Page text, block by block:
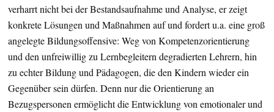
verharrt nicht bei der Bestandsaufnahme und Analyse, er zeigt
konkrete Lösungen und Maßnahmen auf und fordert u.a. eine groß
angelegte Bildungsoffensive: Weg von Kompetenzorientierung
und den unfreiwillig zu Lernbegleitern degradierten Lehrern, hin
zu echter Bildung und Pädagogen, die den Kindern wieder ein
Gegenüber sein dürfen. Denn nur die Orientierung an
Bezugspersonen ermöglicht die Entwicklung von emotionaler und